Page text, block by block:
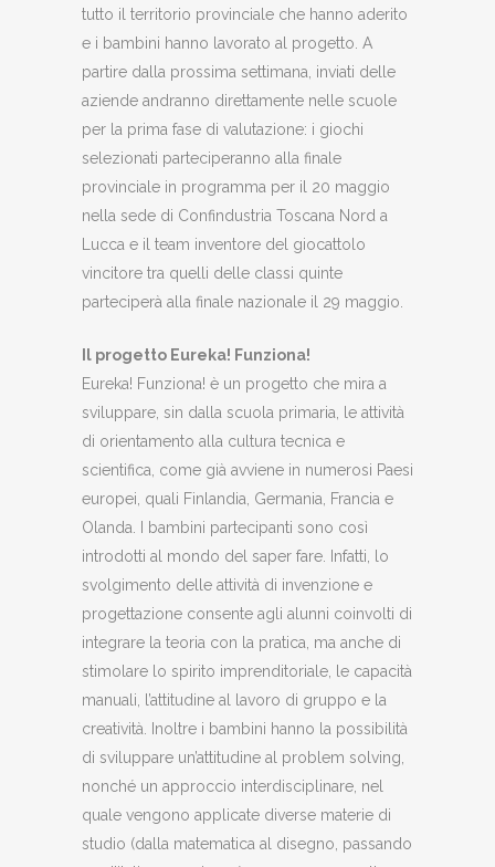
tutto il territorio provinciale che hanno aderito
e i bambini hanno lavorato al progetto. A
partire dalla prossima settimana, inviati delle
aziende andranno direttamente nelle scuole
per la prima fase di valutazione: i giochi
selezionati parteciperanno alla finale
provinciale in programma per il 20 maggio
nella sede di Confindustria Toscana Nord a
Lucca e il team inventore del giocattolo
vincitore tra quelli delle classi quinte
parteciperà alla finale nazionale il 29 maggio.
Il progetto Eureka! Funziona!
Eureka! Funziona! è un progetto che mira a
sviluppare, sin dalla scuola primaria, le attività
di orientamento alla cultura tecnica e
scientifica, come già avviene in numerosi Paesi
europei, quali Finlandia, Germania, Francia e
Olanda. I bambini partecipanti sono così
introdotti al mondo del saper fare. Infatti, lo
svolgimento delle attività di invenzione e
progettazione consente agli alunni coinvolti di
integrare la teoria con la pratica, ma anche di
stimolare lo spirito imprenditoriale, le capacità
manuali, l’attitudine al lavoro di gruppo e la
creatività. Inoltre i bambini hanno la possibilità
di sviluppare un’attitudine al problem solving,
nonché un approccio interdisciplinare, nel
quale vengono applicate diverse materie di
studio (dalla matematica al disegno, passando